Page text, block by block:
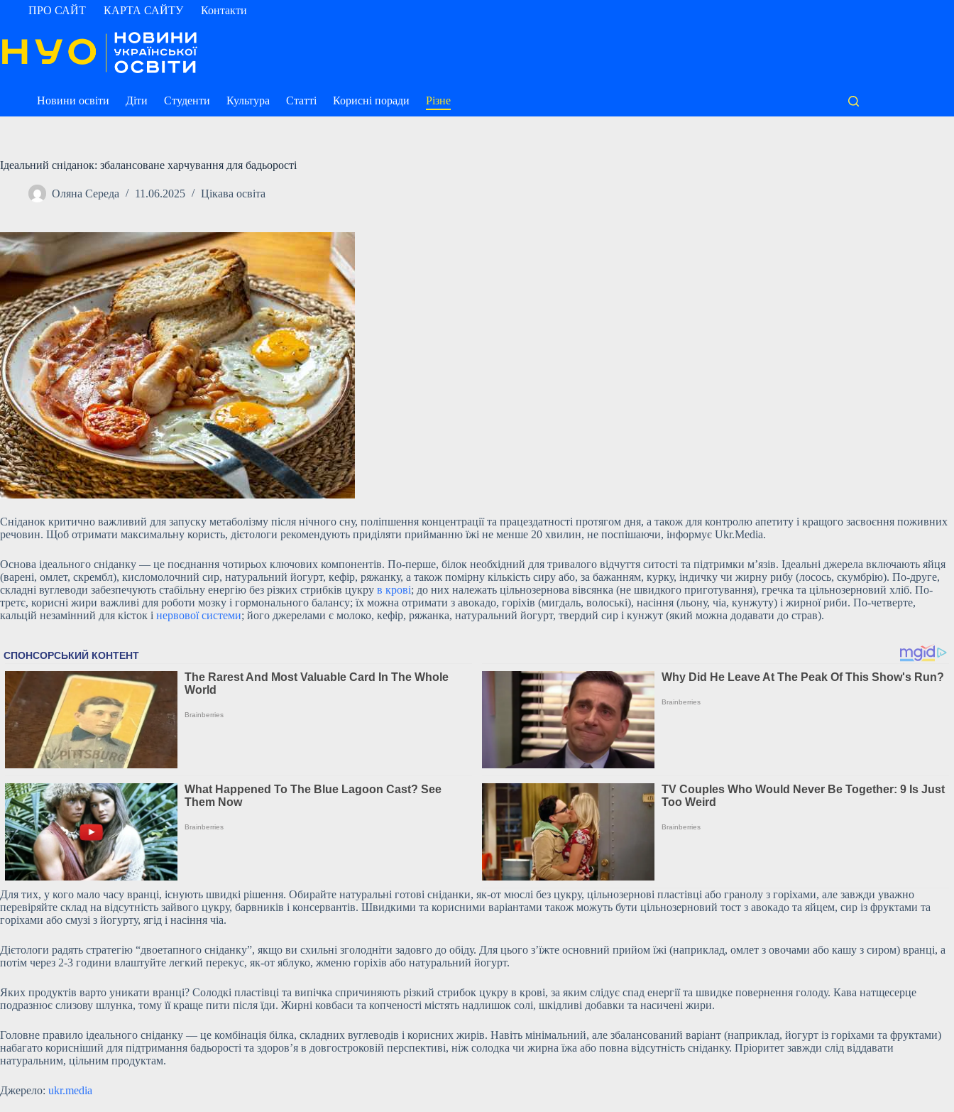
ПерейтиПРО САЙТ КАРТА САЙТУ Контакти
Новини освіти Діти Студенти Культура Статті Корисні поради Різне
Ідеальний сніданок: збалансоване харчування для бадьорості
Оляна Середа 11.06.2025 Цікава освіта
Сніданок критично важливий для запуску метаболізму після нічного сну, поліпшення концентрації та працездатності протягом дня, а також для контролю апетиту і кращого засвоєння поживних
речовин. Щоб отримати максимальну користь, дієтологи рекомендують приділяти прийманню їжі не менше 20 хвилин, не поспішаючи, інформує Ukr.Media.
Основа ідеального сніданку — це поєднання чотирьох ключових компонентів. По-перше, білок необхідний для тривалого відчуття ситості та підтримки м’язів. Ідеальні джерела включають яйця
(варені, омлет, скрембл), кисломолочний сир, натуральний йогурт, кефір, ряжанку, а також помірну кількість сиру або, за бажанням, курку, індичку чи жирну рибу (лосось, скумбрію). По-друге,
складні вуглеводи забезпечують стабільну енергію без різких стрибків цукру в крові; до них належать цільнозернова вівсянка (не швидкого приготування), гречка та цільнозерновий хліб. По-
третє, корисні жири важливі для роботи мозку і гормонального балансу; їх можна отримати з авокадо, горіхів (мигдаль, волоські), насіння (льону, чіа, кунжуту) і жирної риби. По-четверте,
кальцій незамінний для кісток і нервової системи; його джерелами є молоко, кефір, ряжанка, натуральний йогурт, твердий сир і кунжут (який можна додавати до страв).
Для тих, у кого мало часу вранці, існують швидкі рішення. Обирайте натуральні готові сніданки, як-от мюслі без цукру, цільнозернові пластівці або гранолу з горіхами, але завжди уважно
перевіряйте склад на відсутність зайвого цукру, барвників і консервантів. Швидкими та корисними варіантами також можуть бути цільнозерновий тост з авокадо та яйцем, сир із фруктами та
горіхами або смузі з йогурту, ягід і насіння чіа.
Дієтологи радять стратегію “двоетапного сніданку”, якщо ви схильні зголодніти задовго до обіду. Для цього з’їжте основний прийом їжі (наприклад, омлет з овочами або кашу з сиром) вранці, а
потім через 2-3 години влаштуйте легкий перекус, як-от яблуко, жменю горіхів або натуральний йогурт.
Яких продуктів варто уникати вранці? Солодкі пластівці та випічка спричиняють різкий стрибок цукру в крові, за яким слідує спад енергії та швидке повернення голоду. Кава натщесерце
подразнює слизову шлунка, тому її краще пити після їди. Жирні ковбаси та копченості містять надлишок солі, шкідливі добавки та насичені жири.
Головне правило ідеального сніданку — це комбінація білка, складних вуглеводів і корисних жирів. Навіть мінімальний, але збалансований варіант (наприклад, йогурт із горіхами та фруктами)
набагато корисніший для підтримання бадьорості та здоров’я в довгостроковій перспективі, ніж солодка чи жирна їжа або повна відсутність сніданку. Пріоритет завжди слід віддавати
натуральним, цільним продуктам.
Джерело: ukr.media